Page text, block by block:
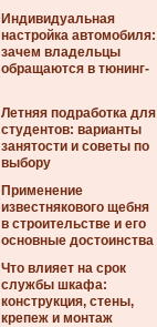
Индивидуальная
настройка автомобиля:
зачем владельцы
обращаются в тюнинг-
Летняя подработка для
студентов: варианты
занятости и советы по
выбору
Применение
известнякового щебня
в строительстве и его
основные достоинства
Что влияет на срок
службы шкафа:
конструкция, стены,
крепеж и монтаж